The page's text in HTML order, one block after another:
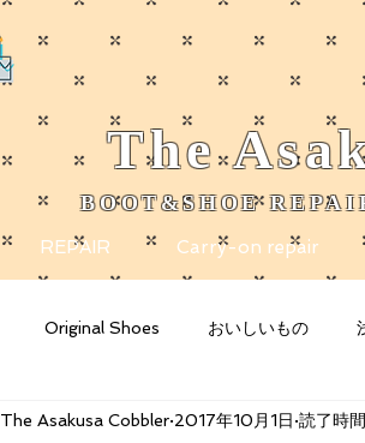
The
​BOOT&SHOE
REPAIR Carry-on repair
Original Shoes おいしいもの
Your Community Blogging Tips
The Asakusa Cobbler 2017年10月1日 読了時